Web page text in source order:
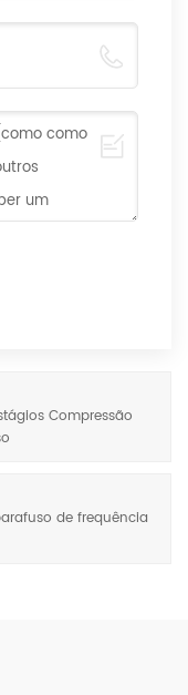
Compressão
de frequência